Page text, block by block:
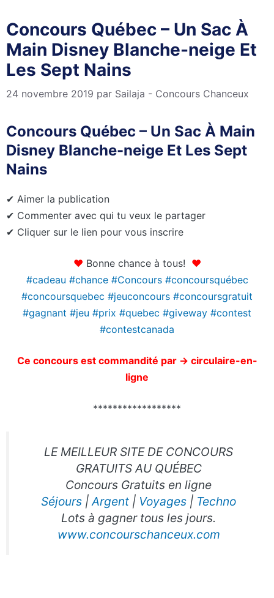
Concours Québec – Un Sac À
Main Disney Blanche-neige Et
Les Sept Nains
24 novembre 2019 par Sailaja - Concours Chanceux
Concours Québec – Un Sac À Main
Disney Blanche-neige Et Les Sept
Nains
✔ Aimer la publication
✔ Commenter avec qui tu veux le partager
✔ Cliquer sur le lien pour vous inscrire
❤ Bonne chance à tous! ❤
#cadeau #chance #Concours #concoursquébec
#concoursquebec #jeuconcours #concoursgratuit
#gagnant #jeu #prix #quebec #giveway #contest
#contestcanada
Ce concours est commandité par -> circulaire-en-
ligne
******************
LE MEILLEUR SITE DE CONCOURS
GRATUITS AU QUÉBEC
Concours Gratuits en ligne
Séjours | Argent | Voyages | Techno
Lots à gagner tous les jours.
www.concourschanceux.com